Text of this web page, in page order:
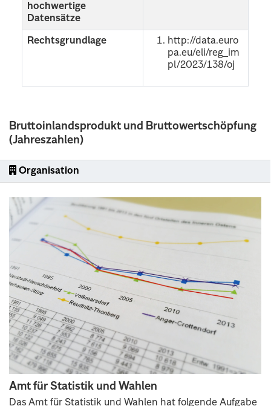
Bruttoinlandsprodukt und Bruttowertschöpfung
(Jahreszahlen)
Organisation
Amt für Statistik und Wahlen
Das Amt für Statistik und Wahlen hat folgende Aufgabe
hochwertige
Datensätze
Rechtsgrundlage
http://data.euro
pa.eu/eli/reg_im
pl/2023/138/oj